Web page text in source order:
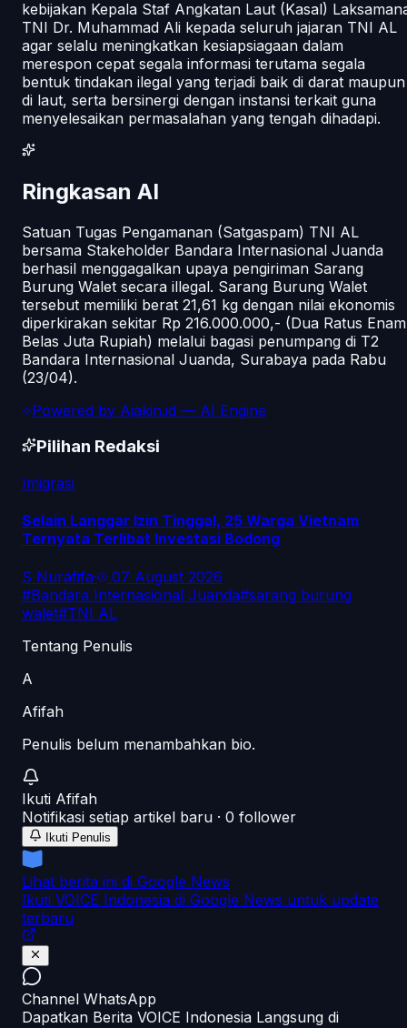
kebijakan Kepala Staf Angkatan Laut (Kasal)
TNI Dr. Muhammad Ali kepada seluruh jajaran TNI AL
agar selalu meningkatkan kesiapsiagaan dalam
merespon cepat segala informasi terutama segala
bentuk tindakan ilegal yang terjadi baik di darat maupun
di laut, serta bersinergi dengan instansi terkait guna
menyelesaikan permasalahan yang tengah dihadapi.
Ringkasan AI
Satuan Tugas Pengamanan (Satgaspam) TNI AL
bersama Stakeholder Bandara Internasional Juanda
berhasil menggagalkan upaya pengiriman Sarang
Burung Walet secara illegal. Sarang Burung Walet
tersebut memiliki berat 21,61 kg dengan nilai ekonomis
diperkirakan sekitar Rp 216.000.000,- (Dua Ratus Enam
Belas Juta Rupiah) melalui bagasi penumpang di T2
Bandara Internasional Juanda, Surabaya pada Rabu
(23/04).
Powered by Ajakin.id — AI Engine
Pilihan Redaksi
Imigrasi
Selain Langgar Izin Tinggal, 25 Warga Vietnam
Ternyata Terlibat Investasi Bodong
S Nurafifa·
07 August 2026
#Bandara Internasional Juanda#sarang burung
walet#TNI AL
Tentang Penulis
A
Afifah
Penulis belum menambahkan bio.
Ikuti Afifah
Notifikasi setiap artikel baru · 0 follower
Ikuti Penulis
Lihat berita ini di Google News
Ikuti VOICE Indonesia di Google News untuk update
terbaru
Channel WhatsApp
Dapatkan Berita VOICE Indonesia Langsung di